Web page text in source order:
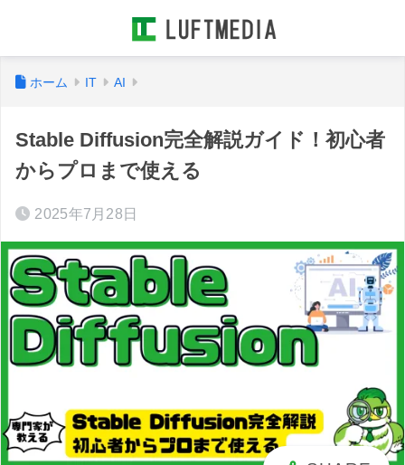
ホーム IT AI
Stable Diffusion完全解説ガイド！初心者
からプロまで使える
2025年7月28日